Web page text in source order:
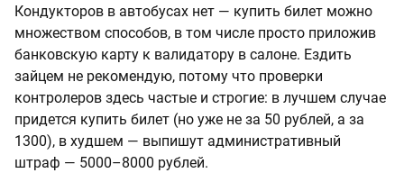
Кондукторов в автобусах нет — купить билет можно
множеством способов, в том числе просто приложив
банковскую карту к валидатору в салоне. Ездить
зайцем не рекомендую, потому что проверки
контролеров здесь частые и строгие: в лучшем случае
придется купить билет (но уже не за 50 рублей, а за
1300), в худшем — выпишут административный
штраф — 5000–8000 рублей.